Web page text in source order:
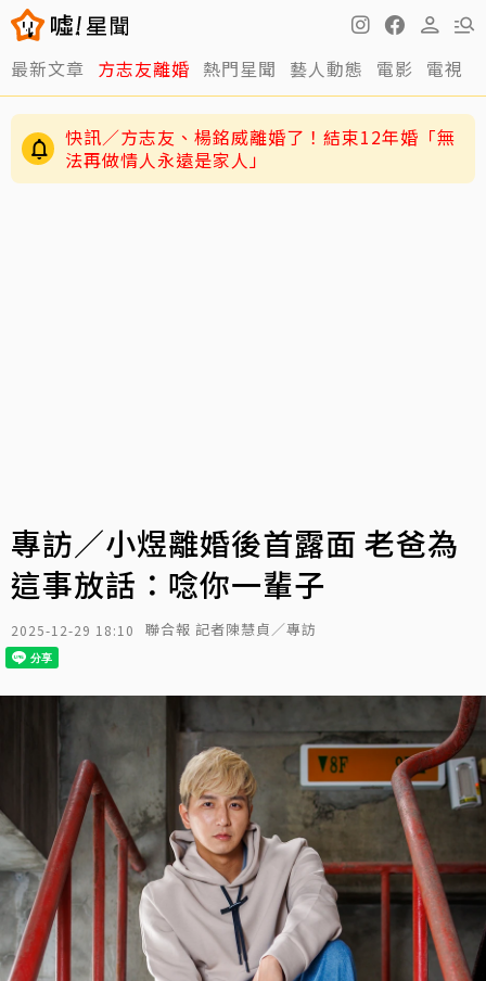
最新文章 方志友離婚 熱門星聞 藝人動態 電影 電視
12年婚姻走到盡頭早有跡象？楊銘威、方志友過
去婚姻裂痕一次看
專訪／小煜離婚後首露面 老爸為
這事放話：唸你一輩子
2025-12-29 18:10 聯合報 記者陳慧貞／專訪